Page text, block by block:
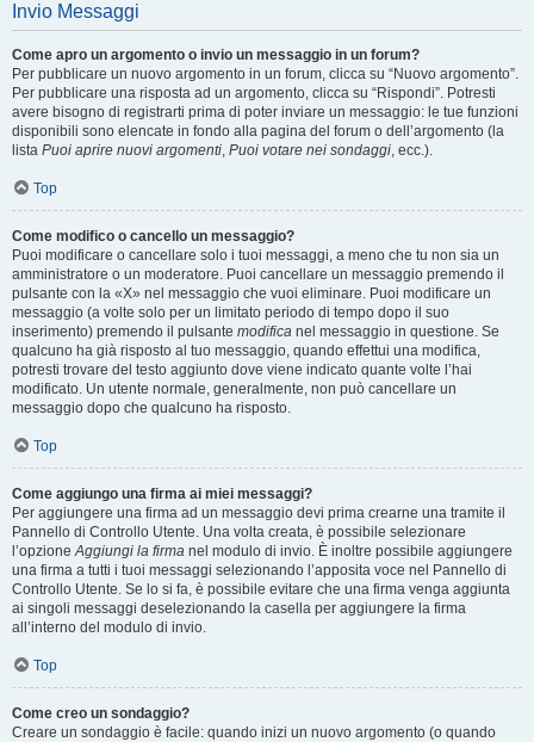
Invio Messaggi
Come apro un argomento o invio un messaggio in un forum?
Per pubblicare un nuovo argomento in un forum, clicca su “Nuovo argomento”.
Per pubblicare una risposta ad un argomento, clicca su “Rispondi”. Potresti
avere bisogno di registrarti prima di poter inviare un messaggio: le tue funzioni
disponibili sono elencate in fondo alla pagina del forum o dell’argomento (la
lista Puoi aprire nuovi argomenti, Puoi votare nei sondaggi, ecc.).
Top
Come modifico o cancello un messaggio?
Puoi modificare o cancellare solo i tuoi messaggi, a meno che tu non sia un
amministratore o un moderatore. Puoi cancellare un messaggio premendo il
pulsante con la «X» nel messaggio che vuoi eliminare. Puoi modificare un
messaggio (a volte solo per un limitato periodo di tempo dopo il suo
inserimento) premendo il pulsante modifica nel messaggio in questione. Se
qualcuno ha già risposto al tuo messaggio, quando effettui una modifica,
potresti trovare del testo aggiunto dove viene indicato quante volte l’hai
modificato. Un utente normale, generalmente, non può cancellare un
messaggio dopo che qualcuno ha risposto.
Top
Come aggiungo una firma ai miei messaggi?
Per aggiungere una firma ad un messaggio devi prima crearne una tramite il
Pannello di Controllo Utente. Una volta creata, è possibile selezionare
l’opzioneAggiungi la firma nel modulo di invio. È inoltre possibile aggiungere
una firma a tutti i tuoi messaggi selezionando l’apposita voce nel Pannello di
Controllo Utente. Se lo si fa, è possibile evitare che una firma venga aggiunta
ai singoli messaggi deselezionando la casella per aggiungere la firma
all’interno del modulo di invio.
Top
Come creo un sondaggio?
Creare un sondaggio è facile: quando inizi un nuovo argomento (o quando